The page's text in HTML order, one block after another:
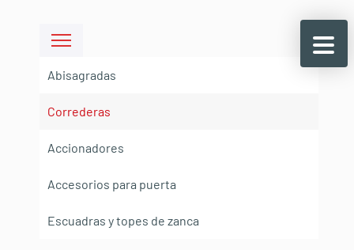
Abisagradas
Correderas
Accionadores
Accesorios para puerta
Escuadras y topes de zanca